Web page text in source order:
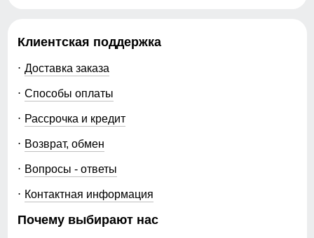
Клиентская поддержка
Доставка заказа
Способы оплаты
Рассрочка и кредит
Возврат, обмен
Вопросы - ответы
Контактная информация
Почему выбирают нас